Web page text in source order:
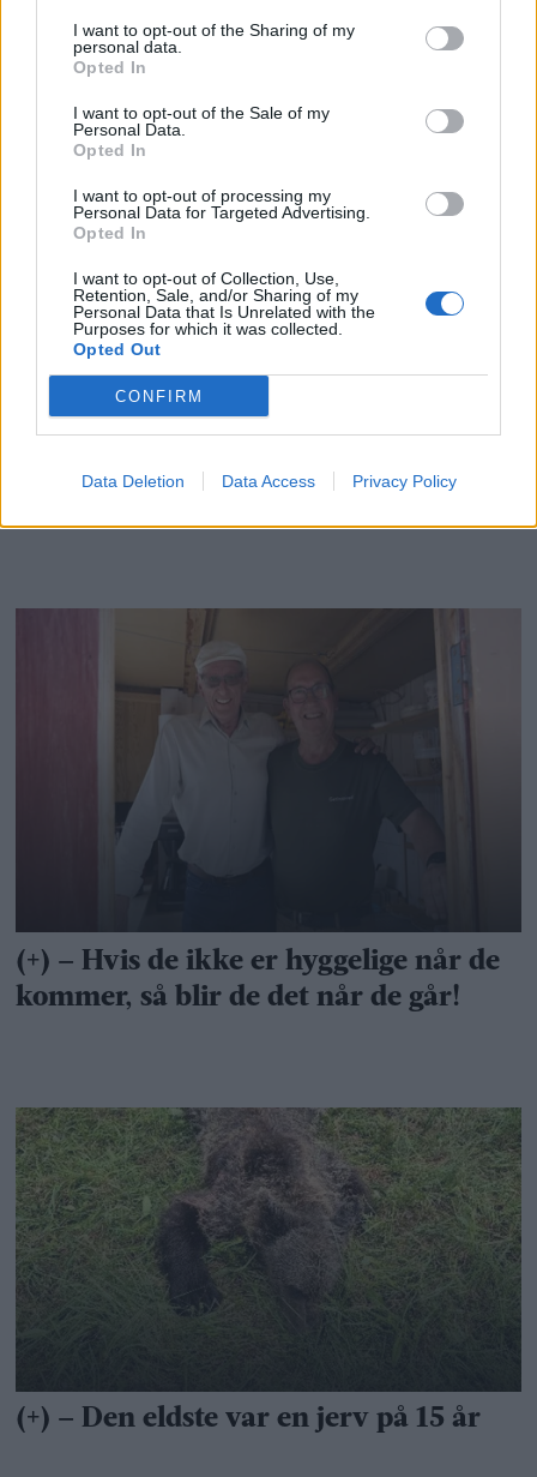
I want to opt-out of the Sharing of my
personal data.
Opted In
I want to opt-out of the Sale of my
Personal Data.
Opted In
I want to opt-out of processing my
Personal Data for Targeted Advertising.
Opted In
I want to opt-out of Collection, Use,
Retention, Sale, and/or Sharing of my
Personal Data that Is Unrelated with the
Purposes for which it was collected.
Opted Out
CONFIRM
Data Deletion Data Access Privacy Policy
2 dager siden